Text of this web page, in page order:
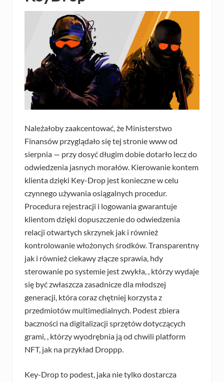
Należałoby zaakcentować, że Ministerstwo
Finansów przyglądało się tej stronie www od
sierpnia — przy dosyć długim dobie dotarło lecz do
odwiedzenia jasnych morałów. Kierowanie kontem
klienta dzięki Key-Drop jest konieczne w celu
czynnego używania osiągalnych procedur.
Procedura rejestracji i logowania gwarantuje
klientom dzięki dopuszczenie do odwiedzenia
relacji otwartych skrzynek jak i również
kontrolowanie włożonych środków. Transparentny
jak i również ciekawy złącze sprawia, hdy
sterowanie po systemie jest zwykła, , którzy wydaje
się być zwłaszcza zasadnicze dla młodszej
generacji, która coraz chętniej korzysta z
przedmiotów multimedialnych. Podest zbiera
baczności na digitalizacji sprzętów dotyczących
grami, , którzy wyodrębnia ją od chwili platform
NFT, jak na przykład Droppp.
Key-Drop to podest, jaka nie tylko dostarcza